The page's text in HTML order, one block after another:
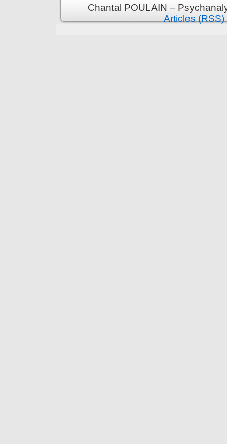
Chantal POULAIN –
Articles (RSS)